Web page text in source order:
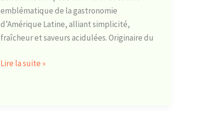
emblématique de la gastronomie
d’Amérique Latine, alliant simplicité,
fraîcheur et saveurs acidulées. Originaire du
Lire la suite »